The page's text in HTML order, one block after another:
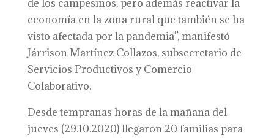
de los campesinos, pero además reactivar la
economía en la zona rural que también se ha
visto afectada por la pandemia”, manifestó
Járrison Martínez Collazos, subsecretario de
Servicios Productivos y Comercio
Colaborativo.
Desde tempranas horas de la mañana del
jueves (29.10.2020) llegaron 20 familias para